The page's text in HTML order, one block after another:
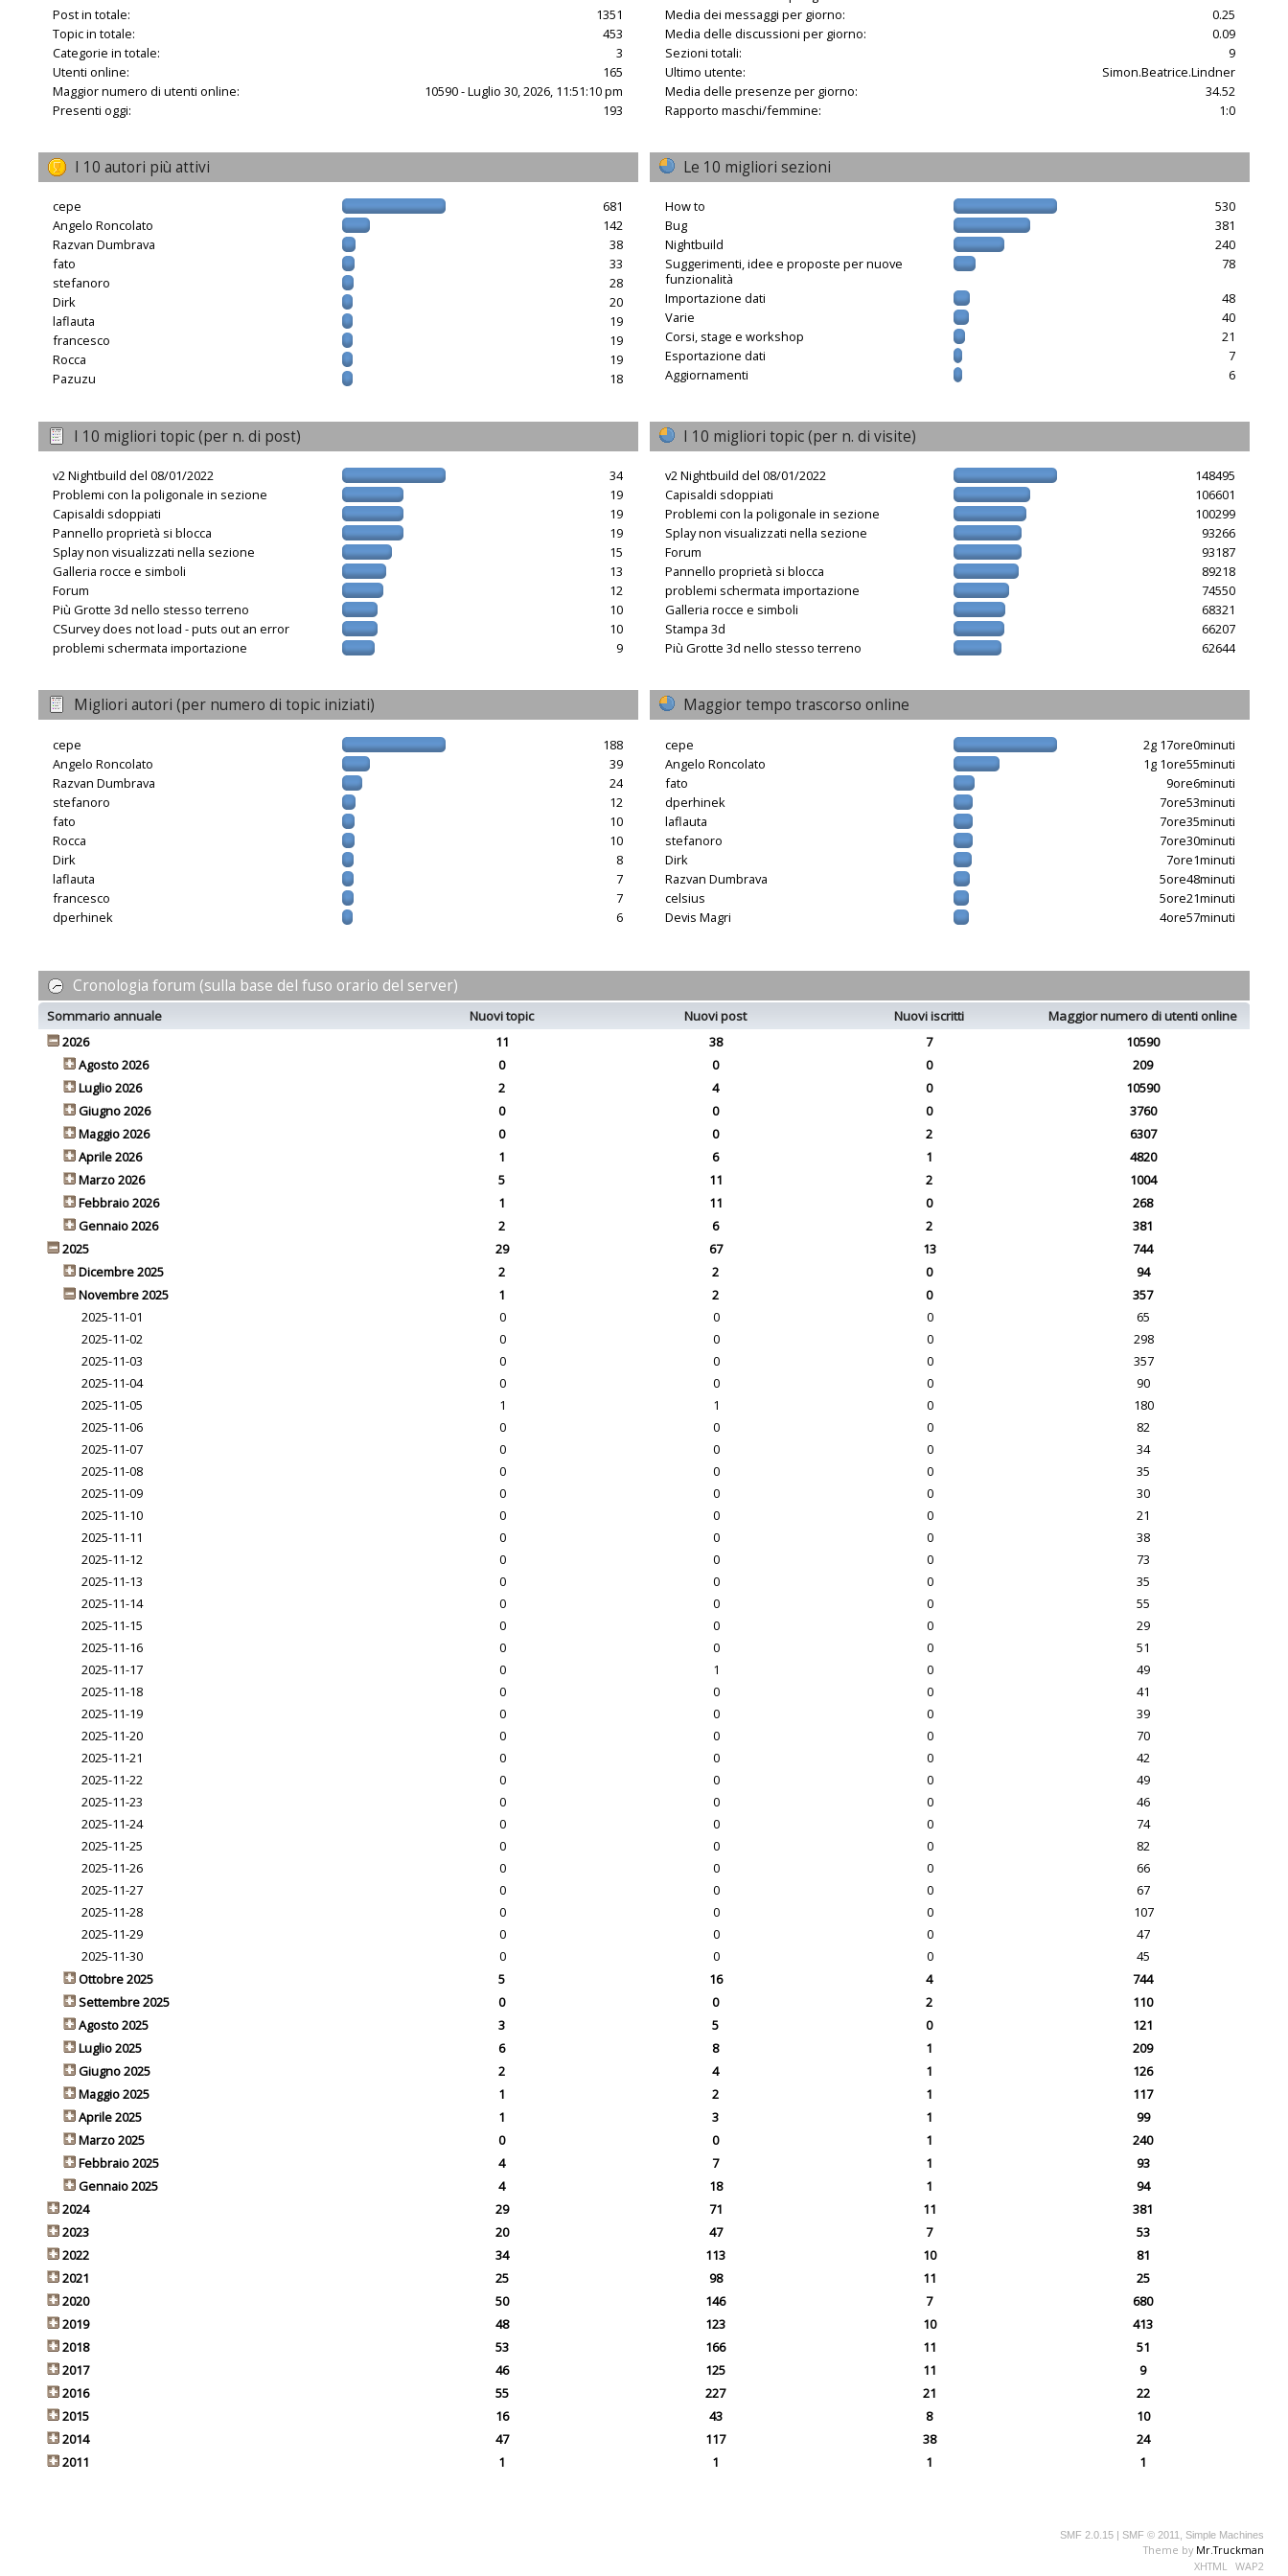
Post in totale:
1351
Topic in totale:
453
Categorie in totale:
3
Utenti online:
165
Maggior numero di utenti online:
10590 - Luglio 30, 2026, 11:51:10 pm
Presenti oggi:
193
Media dei messaggi per giorno:
0.25
Media delle discussioni per giorno:
0.09
Sezioni totali:
9
Ultimo utente:
Simon.Beatrice.Lindner
Media delle presenze per giorno:
34.52
Rapporto maschi/femmine:
1:0
I 10 autori più attivi
cepe
681
Angelo Roncolato
142
Razvan Dumbrava
38
fato
33
stefanoro
28
Dirk
20
laflauta
19
francesco
19
Rocca
19
Pazuzu
18
Le 10 migliori sezioni
How to
530
Bug
381
Nightbuild
240
Suggerimenti, idee e proposte per nuove
funzionalità
78
Importazione dati
48
Varie
40
Corsi, stage e workshop
21
Esportazione dati
7
Aggiornamenti
6
I 10 migliori topic (per n. di post)
v2 Nightbuild del 08/01/2022
34
Problemi con la poligonale in sezione
19
Capisaldi sdoppiati
19
Pannello proprietà si blocca
19
Splay non visualizzati nella sezione
15
Galleria rocce e simboli
13
Forum
12
Più Grotte 3d nello stesso terreno
10
CSurvey does not load - puts out an error
10
problemi schermata importazione
9
I 10 migliori topic (per n. di visite)
v2 Nightbuild del 08/01/2022
148495
Capisaldi sdoppiati
106601
Problemi con la poligonale in sezione
100299
Splay non visualizzati nella sezione
93266
Forum
93187
Pannello proprietà si blocca
89218
problemi schermata importazione
74550
Galleria rocce e simboli
68321
Stampa 3d
66207
Più Grotte 3d nello stesso terreno
62644
Migliori autori (per numero di topic iniziati)
cepe
188
Angelo Roncolato
39
Razvan Dumbrava
24
stefanoro
12
fato
10
Rocca
10
Dirk
8
laflauta
7
francesco
7
dperhinek
6
Maggior tempo trascorso online
cepe
2g 17ore0minuti
Angelo Roncolato
1g 1ore55minuti
fato
9ore6minuti
dperhinek
7ore53minuti
laflauta
7ore35minuti
stefanoro
7ore30minuti
Dirk
7ore1minuti
Razvan Dumbrava
5ore48minuti
celsius
5ore21minuti
Devis Magri
4ore57minuti
Cronologia forum (sulla base del fuso orario del server)
Sommario annuale Nuovi topic Nuovi post Nuovi iscritti
Maggior numero di utenti online
2026
11 38 7
10590
Agosto 2026
0 0 0
209
Luglio 2026
2 4 0
10590
Giugno 2026
0 0 0
3760
Maggio 2026
0 0 2
6307
Aprile 2026
1 6 1
4820
Marzo 2026
5 11 2
1004
Febbraio 2026
1 11 0
268
Gennaio 2026
2 6 2
381
2025
29 67 13
744
Dicembre 2025
2 2 0
94
Novembre 2025
1 2 0
357
2025-11-01
0 0 0
65
2025-11-02
0 0 0
298
2025-11-03
0 0 0
357
2025-11-04
0 0 0
90
2025-11-05
1 1 0
180
2025-11-06
0 0 0
82
2025-11-07
0 0 0
34
2025-11-08
0 0 0
35
2025-11-09
0 0 0
30
2025-11-10
0 0 0
21
2025-11-11
0 0 0
38
2025-11-12
0 0 0
73
2025-11-13
0 0 0
35
2025-11-14
0 0 0
55
2025-11-15
0 0 0
29
2025-11-16
0 0 0
51
2025-11-17
0 1 0
49
2025-11-18
0 0 0
41
2025-11-19
0 0 0
39
2025-11-20
0 0 0
70
2025-11-21
0 0 0
42
2025-11-22
0 0 0
49
2025-11-23
0 0 0
46
2025-11-24
0 0 0
74
2025-11-25
0 0 0
82
2025-11-26
0 0 0
66
2025-11-27
0 0 0
67
2025-11-28
0 0 0
107
2025-11-29
0 0 0
47
2025-11-30
0 0 0
45
Ottobre 2025
5 16 4
744
Settembre 2025
0 0 2
110
Agosto 2025
3 5 0
121
Luglio 2025
6 8 1
209
Giugno 2025
2 4 1
126
Maggio 2025
1 2 1
117
Aprile 2025
1 3 1
99
Marzo 2025
0 0 1
240
Febbraio 2025
4 7 1
93
Gennaio 2025
4 18 1
94
2024
29 71 11
381
2023
20 47 7
53
2022
34 113 10
81
2021
25 98 11
25
2020
50 146 7
680
2019
48 123 10
413
2018
53 166 11
51
2017
46 125 11
9
2016
55 227 21
22
2015
16 43 8
10
2014
47 117 38
24
2011
1 1 1 1
SMF 2.0.15 | SMF © 2011 Simple Machines
Theme by Mr.Truckman
XHTML
WAP2